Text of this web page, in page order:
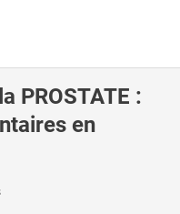
PROSTATE :
en